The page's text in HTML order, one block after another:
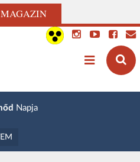
MAGAZIN
Napja